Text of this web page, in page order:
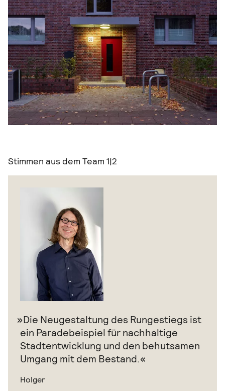
Stimmen aus dem Team 1|2
Die Neugestaltung des Rungestiegs ist
ein Paradebeispiel für nachhaltige
Stadtentwicklung und den behutsamen
Umgang mit dem Bestand.
Holger